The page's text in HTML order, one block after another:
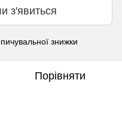
з'явиться
знижки
Порівняти